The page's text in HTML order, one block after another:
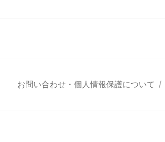
お問い合わせ・個人情報保護について